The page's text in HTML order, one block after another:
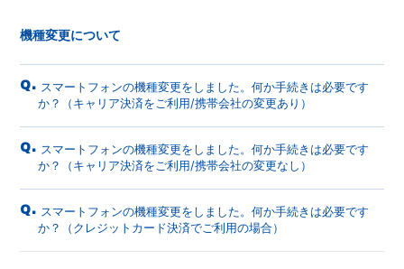
機種変更について
Q. スマートフォンの機種変更をしました。何か手続きは必要です
か？（キャリア決済をご利用/携帯会社の変更あり）
Q. スマートフォンの機種変更をしました。何か手続きは必要です
か？（キャリア決済をご利用/携帯会社の変更なし）
Q. スマートフォンの機種変更をしました。何か手続きは必要です
か？（クレジットカード決済でご利用の場合）